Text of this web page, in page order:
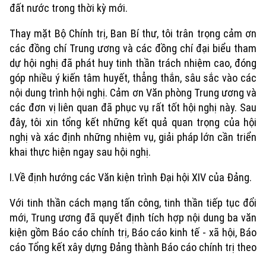
đất nước trong thời kỳ mới.
Thay mặt Bộ Chính trị, Ban Bí thư, tôi trân trọng cảm ơn
các đồng chí Trung ương và các đồng chí đại biểu tham
dự hội nghị đã phát huy tinh thần trách nhiệm cao, đóng
góp nhiều ý kiến tâm huyết, thẳng thắn, sâu sắc vào các
nội dung trình hội nghị. Cảm ơn Văn phòng Trung ương và
các đơn vị liên quan đã phục vụ rất tốt hội nghị này. Sau
đây, tôi xin tổng kết những kết quả quan trọng của hội
nghị và xác định những nhiệm vụ, giải pháp lớn cần triển
khai thực hiện ngay sau hội nghị.
I.Về định hướng các Văn kiện trình Đại hội XIV của Đảng.
Với tinh thần cách mạng tấn công, tinh thần tiếp tục đổi
mới, Trung ương đã quyết định tích hợp nội dung ba văn
kiện gồm Báo cáo chính trị, Báo cáo kinh tế - xã hội, Báo
cáo Tổng kết xây dựng Đảng thành Báo cáo chính trị theo